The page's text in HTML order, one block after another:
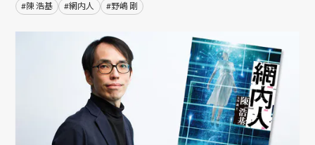
#陳 浩基 #網内人 #野嶋 剛